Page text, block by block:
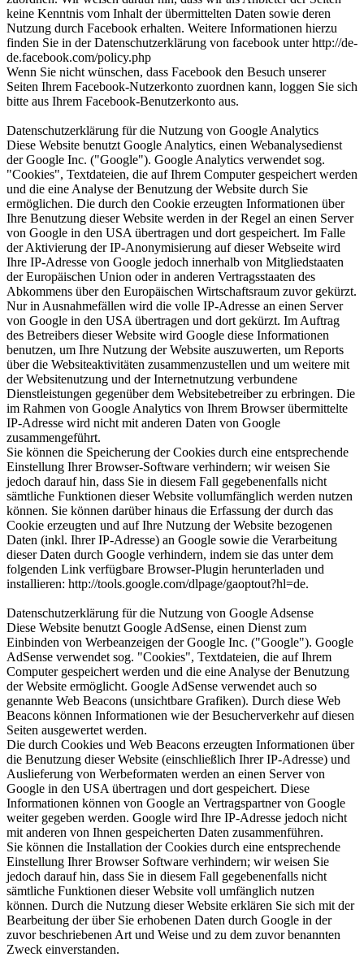
keine Kenntnis vom Inhalt der übermittelten Daten sowie deren
Nutzung durch Facebook erhalten. Weitere Informationen hierzu
finden Sie in der Datenschutzerklärung von facebook unter http://de-
de.facebook.com/policy.php
Wenn Sie nicht wünschen, dass Facebook den Besuch unserer
Seiten Ihrem Facebook-Nutzerkonto zuordnen kann, loggen Sie sich
bitte aus Ihrem Facebook-Benutzerkonto aus.
Datenschutzerklärung für die Nutzung von Google Analytics
Diese Website benutzt Google Analytics, einen Webanalysedienst
der Google Inc. ("Google"). Google Analytics verwendet sog.
"Cookies", Textdateien, die auf Ihrem Computer gespeichert werden
und die eine Analyse der Benutzung der Website durch Sie
ermöglichen. Die durch den Cookie erzeugten Informationen über
Ihre Benutzung dieser Website werden in der Regel an einen Server
von Google in den USA übertragen und dort gespeichert. Im Falle
der Aktivierung der IP-Anonymisierung auf dieser Webseite wird
Ihre IP-Adresse von Google jedoch innerhalb von Mitgliedstaaten
der Europäischen Union oder in anderen Vertragsstaaten des
Abkommens über den Europäischen Wirtschaftsraum zuvor gekürzt.
Nur in Ausnahmefällen wird die volle IP-Adresse an einen Server
von Google in den USA übertragen und dort gekürzt. Im Auftrag
des Betreibers dieser Website wird Google diese Informationen
benutzen, um Ihre Nutzung der Website auszuwerten, um Reports
über die Websiteaktivitäten zusammenzustellen und um weitere mit
der Websitenutzung und der Internetnutzung verbundene
Dienstleistungen gegenüber dem Websitebetreiber zu erbringen. Die
im Rahmen von Google Analytics von Ihrem Browser übermittelte
IP-Adresse wird nicht mit anderen Daten von Google
zusammengeführt.
Sie können die Speicherung der Cookies durch eine entsprechende
Einstellung Ihrer Browser-Software verhindern; wir weisen Sie
jedoch darauf hin, dass Sie in diesem Fall gegebenenfalls nicht
sämtliche Funktionen dieser Website vollumfänglich werden nutzen
können. Sie können darüber hinaus die Erfassung der durch das
Cookie erzeugten und auf Ihre Nutzung der Website bezogenen
Daten (inkl. Ihrer IP-Adresse) an Google sowie die Verarbeitung
dieser Daten durch Google verhindern, indem sie das unter dem
folgenden Link verfügbare Browser-Plugin herunterladen und
installieren: http://tools.google.com/dlpage/gaoptout?hl=de.
Datenschutzerklärung für die Nutzung von Google Adsense
Diese Website benutzt Google AdSense, einen Dienst zum
Einbinden von Werbeanzeigen der Google Inc. ("Google"). Google
AdSense verwendet sog. "Cookies", Textdateien, die auf Ihrem
Computer gespeichert werden und die eine Analyse der Benutzung
der Website ermöglicht. Google AdSense verwendet auch so
genannte Web Beacons (unsichtbare Grafiken). Durch diese Web
Beacons können Informationen wie der Besucherverkehr auf diesen
Seiten ausgewertet werden.
Die durch Cookies und Web Beacons erzeugten Informationen über
die Benutzung dieser Website (einschließlich Ihrer IP-Adresse) und
Auslieferung von Werbeformaten werden an einen Server von
Google in den USA übertragen und dort gespeichert. Diese
Informationen können von Google an Vertragspartner von Google
weiter gegeben werden. Google wird Ihre IP-Adresse jedoch nicht
mit anderen von Ihnen gespeicherten Daten zusammenführen.
Sie können die Installation der Cookies durch eine entsprechende
Einstellung Ihrer Browser Software verhindern; wir weisen Sie
jedoch darauf hin, dass Sie in diesem Fall gegebenenfalls nicht
sämtliche Funktionen dieser Website voll umfänglich nutzen
können. Durch die Nutzung dieser Website erklären Sie sich mit der
Bearbeitung der über Sie erhobenen Daten durch Google in der
zuvor beschriebenen Art und Weise und zu dem zuvor benannten
Zweck einverstanden.